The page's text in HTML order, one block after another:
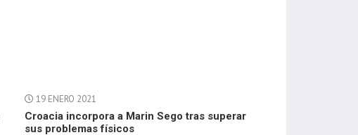
19 ENERO 2021
Croacia incorpora a Marin Sego tras superar
sus problemas físicos